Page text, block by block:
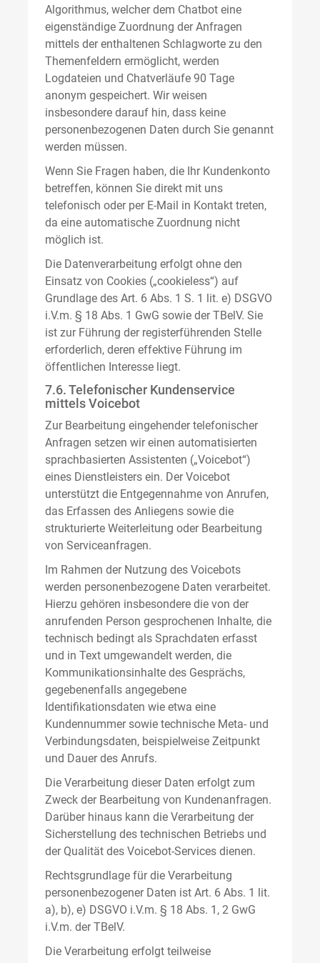
Algorithmus, welcher dem Chatbot eine
eigenständige Zuordnung der Anfragen
mittels der enthaltenen Schlagworte zu den
Themenfeldern ermöglicht, werden
Logdateien und Chatverläufe 90 Tage
anonym gespeichert. Wir weisen
insbesondere darauf hin, dass keine
personenbezogenen Daten durch Sie genannt
werden müssen.
Wenn Sie Fragen haben, die Ihr Kundenkonto
betreffen, können Sie direkt mit uns
telefonisch oder per E-Mail in Kontakt treten,
da eine automatische Zuordnung nicht
möglich ist.
Die Datenverarbeitung erfolgt ohne den
Einsatz von Cookies („cookieless“) auf
Grundlage des Art. 6 Abs. 1 S. 1 lit. e) DSGVO
i.V.m. § 18 Abs. 1 GwG sowie der TBelV. Sie
ist zur Führung der registerführenden Stelle
erforderlich, deren effektive Führung im
öffentlichen Interesse liegt.
7.6. Telefonischer Kundenservice
mittels Voicebot
Zur Bearbeitung eingehender telefonischer
Anfragen setzen wir einen automatisierten
sprachbasierten Assistenten („Voicebot“)
eines Dienstleisters ein. Der Voicebot
unterstützt die Entgegennahme von Anrufen,
das Erfassen des Anliegens sowie die
strukturierte Weiterleitung oder Bearbeitung
von Serviceanfragen.
Im Rahmen der Nutzung des Voicebots
werden personenbezogene Daten verarbeitet.
Hierzu gehören insbesondere die von der
anrufenden Person gesprochenen Inhalte, die
technisch bedingt als Sprachdaten erfasst
und in Text umgewandelt werden, die
Kommunikationsinhalte des Gesprächs,
gegebenenfalls angegebene
Identifikationsdaten wie etwa eine
Kundennummer sowie technische Meta- und
Verbindungsdaten, beispielweise Zeitpunkt
und Dauer des Anrufs.
Die Verarbeitung dieser Daten erfolgt zum
Zweck der Bearbeitung von Kundenanfragen.
Darüber hinaus kann die Verarbeitung der
Sicherstellung des technischen Betriebs und
der Qualität des Voicebot-Services dienen.
Rechtsgrundlage für die Verarbeitung
personenbezogener Daten ist Art. 6 Abs. 1 lit.
a), b), e) DSGVO i.V.m. § 18 Abs. 1, 2 GwG
i.V.m. der TBelV.
Die Verarbeitung erfolgt teilweise